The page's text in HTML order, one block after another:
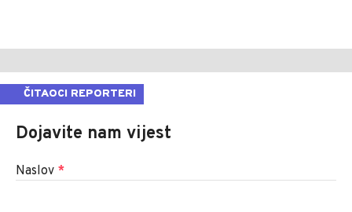
ČITAOCI REPORTERI
Dojavite nam vijest
Naslov *